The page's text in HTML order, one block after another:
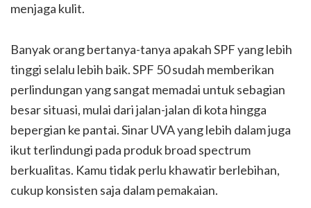
menjaga kulit.
Banyak orang bertanya-tanya apakah SPF yang lebih
tinggi selalu lebih baik. SPF 50 sudah memberikan
perlindungan yang sangat memadai untuk sebagian
besar situasi, mulai dari jalan-jalan di kota hingga
bepergian ke pantai. Sinar UVA yang lebih dalam juga
ikut terlindungi pada produk broad spectrum
berkualitas. Kamu tidak perlu khawatir berlebihan,
cukup konsisten saja dalam pemakaian.